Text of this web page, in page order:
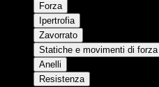
Forza
Ipertrofia
Zavorrato
Statiche e movimenti di forza
Anelli
Resistenza